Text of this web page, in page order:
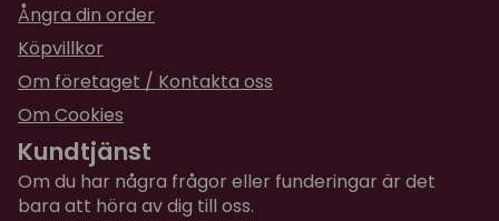
Ångra din order
Köpvillkor
Om företaget / Kontakta oss
Om Cookies
Kundtjänst
Om du har några frågor eller funderingar är det
bara att höra av dig till oss.